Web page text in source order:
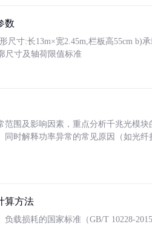
数
尺寸:长13m×宽2.45m,栏板高55cm b)
尺寸及轴荷限值标准
围及影响因素，重点分析千兆光模
同时解释功率异常的常见原因（如光
算方法
载损耗的国家标准（GB/T 10228-